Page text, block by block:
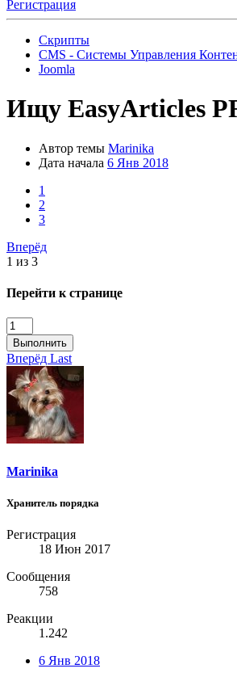
Регистрация
Скрипты
CMS - Системы Управления
Joomla
Ищу EasyArticles
Автор темы Marinika
Дата начала 6 Янв 2018
1
2
3
Вперёд
1 из 3
Перейти к странице
Выполнить
Вперёд Last
Marinika
Хранитель порядка
Регистрация
18 Июн 2017
Сообщения
758
Реакции
1.242
6 Янв 2018